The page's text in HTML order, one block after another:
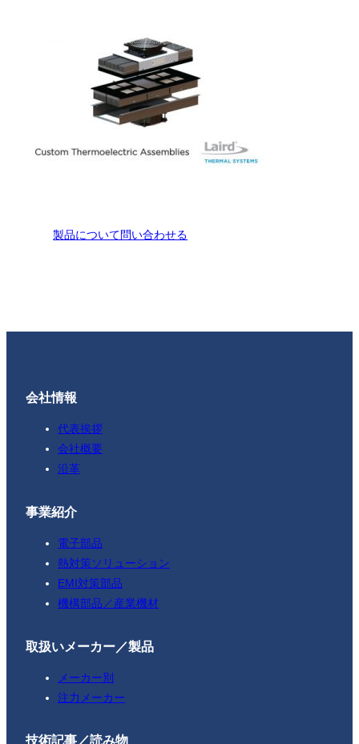
製品について問い合わせる
会社情報
代表挨拶
会社概要
沿革
事業紹介
電子部品
熱対策ソリューション
EMI対策部品
機構部品／産業機材
取扱いメーカー／製品
メーカー別
注力メーカー
技術記事／読み物